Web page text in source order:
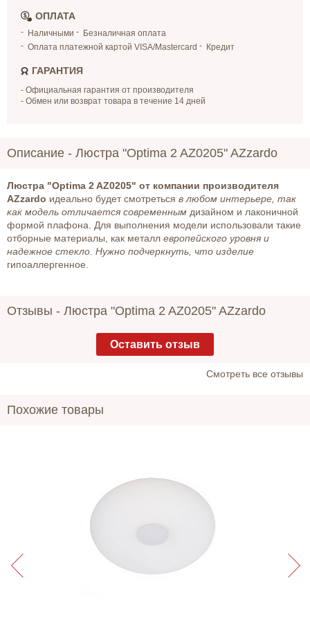
ОПЛАТА
Наличными
Безналичная оплата
Оплата платежной картой VISA/Mastercard
Кредит
ГАРАНТИЯ
- Официальная гарантия от производителя
- Обмен или возврат товара в течение 14 дней
Описание - Люстра "Optima 2 AZ0205" AZzardo
Люстра "Optima 2 AZ0205" от компании производителя
AZzardo идеально будет смотреться в любом интерьере, так
как модель отличается современным дизайном и лаконичной
формой плафона. Для выполнения модели использовали такие
отборные материалы, как металл европейского уровня и
надежное стекло. Нужно подчеркнуть, что изделие
гипоаллергенное.
Отзывы - Люстра "Optima 2 AZ0205" AZzardo
Оставить отзыв
Cмотреть все отзывы
Похожие товары